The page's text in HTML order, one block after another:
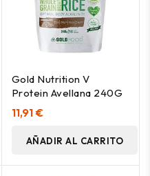
Gold Nutrition V
Protein Avellana 240G
11,91 €
AÑADIR AL CARRITO